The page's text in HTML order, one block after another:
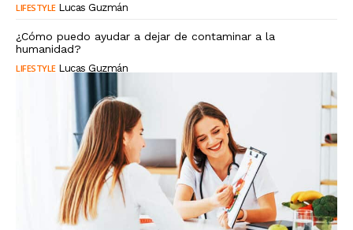
LIFESTYLE Lucas Guzmán
¿Cómo puedo ayudar a dejar de contaminar a la
humanidad?
LIFESTYLE Lucas Guzmán